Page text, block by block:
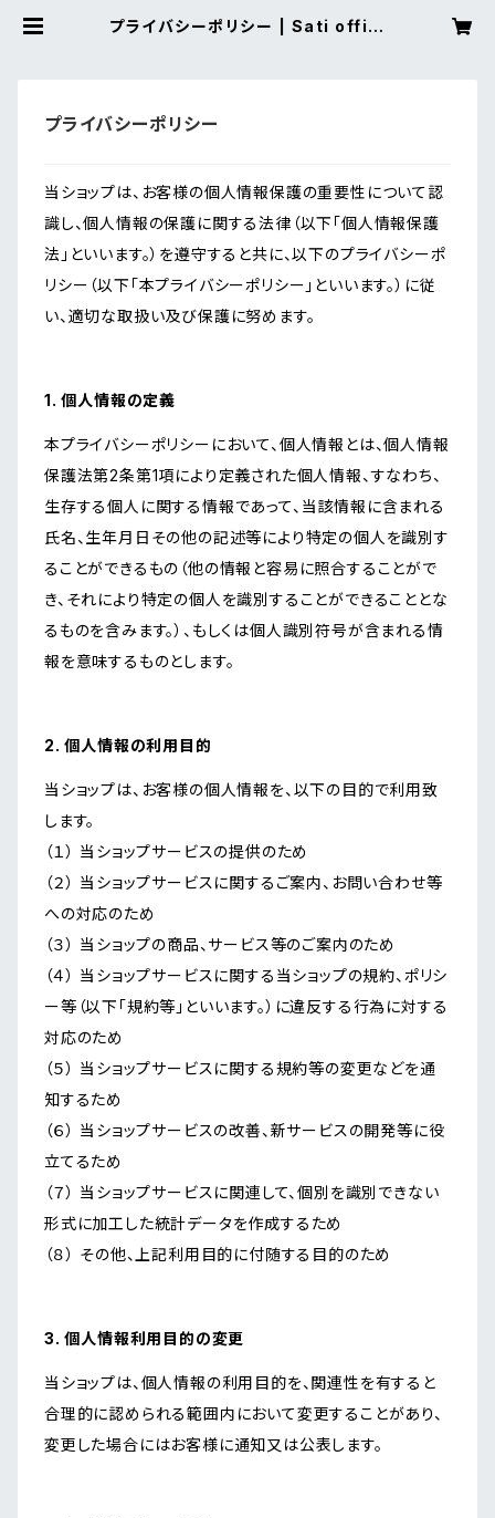
プライバシーポリシー | Sati offici
プライバシーポリシー
当ショップは、お客様の個人情報保護の重要性について認
識し、個人情報の保護に関する法律（以下「個人情報保護
法」といいます。）を遵守すると共に、以下のプライバシーポ
リシー（以下「本プライバシーポリシー」といいます。）に従
い、適切な取扱い及び保護に努めます。
1. 個人情報の定義
本プライバシーポリシーにおいて、個人情報とは、個人情報
保護法第2条第1項により定義された個人情報、すなわち、
生存する個人に関する情報であって、当該情報に含まれる
氏名、生年月日その他の記述等により特定の個人を識別す
ることができるもの（他の情報と容易に照合することがで
き、それにより特定の個人を識別することができることとな
るものを含みます。）、もしくは個人識別符号が含まれる情
報を意味するものとします。
2. 個人情報の利用目的
当ショップは、お客様の個人情報を、以下の目的で利用致
します。
（１） 当ショップサービスの提供のため
（２） 当ショップサービスに関するご案内、お問い合わせ等
への対応のため
（３） 当ショップの商品、サービス等のご案内のため
（４） 当ショップサービスに関する当ショップの規約、ポリシ
ー等（以下「規約等」といいます。）に違反する行為に対する
対応のため
（５） 当ショップサービスに関する規約等の変更などを通
知するため
（６） 当ショップサービスの改善、新サービスの開発等に役
立てるため
（７） 当ショップサービスに関連して、個別を識別できない
形式に加工した統計データを作成するため
（８） その他、上記利用目的に付随する目的のため
3. 個人情報利用目的の変更
当ショップは、個人情報の利用目的を、関連性を有すると
合理的に認められる範囲内において変更することがあり、
変更した場合にはお客様に通知又は公表します。